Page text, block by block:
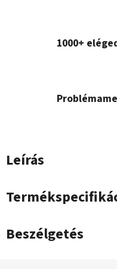
1000+
Leírás
Beszélgetés